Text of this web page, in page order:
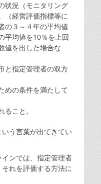
状況（モニタリング
（経営評価指標等に
の３～４年の平均値
平均値を10％を上回
値を出した場合な
と指定管理者の双方
めの条件を満たして
こと。
いう言葉が出てきてい
ンでは、指定管理者
れを評価する方法に